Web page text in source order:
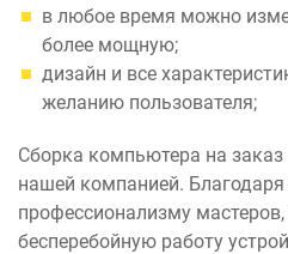
в любое время можно
более мощную;
дизайн и все
желанию пользователя;
Сборка компьютера на заказ
нашей компанией.
профессионализму
бесперебойную работу